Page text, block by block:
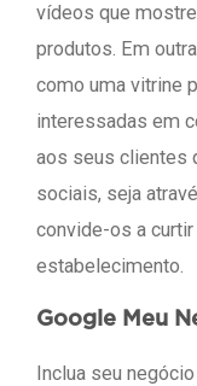
vídeos que
produtos. Em
como uma vitrine
interessadas em
aos seus clientes
sociais, seja
convide-os a
estabelecimento.
Google Meu
Inclua seu